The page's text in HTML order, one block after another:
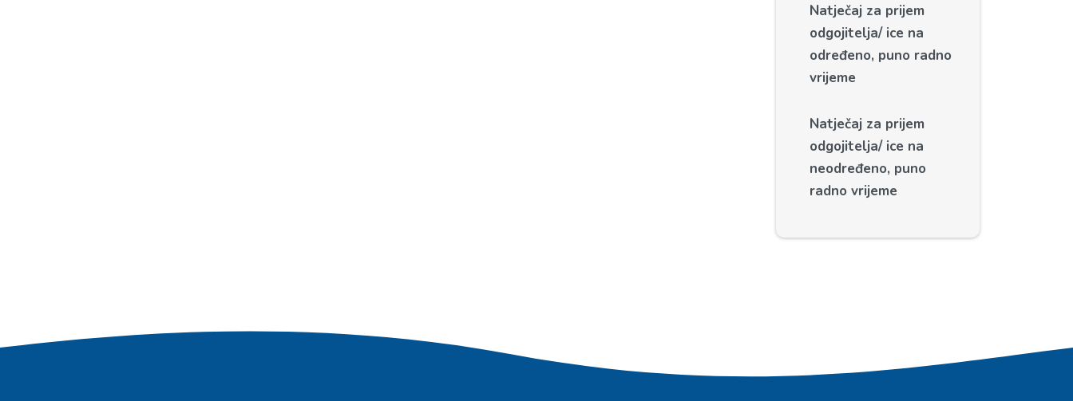
Natječaj za prijem
odgojitelja/ ice na
određeno, puno radno
vrijeme
Natječaj za prijem
odgojitelja/ ice na
neodređeno, puno
radno vrijeme